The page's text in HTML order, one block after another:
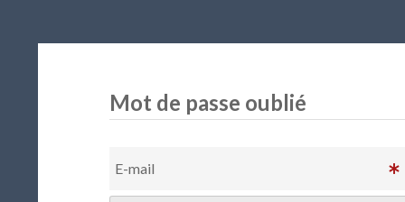
Mot de passe oublié
E-mail